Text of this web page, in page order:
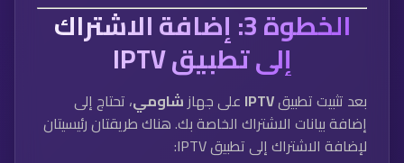
الخطوة 3: إضافة الاشتراك
إلى تطبيق IPTV
بعد تثبيت تطبيقIPTV على جهازشاومي، تحتاج إلى
إضافة بيانات الاشتراك الخاصة بك. هناك طريقتان رئيسيتان
لإضافة الاشتراك إلى تطبيق IPTV: